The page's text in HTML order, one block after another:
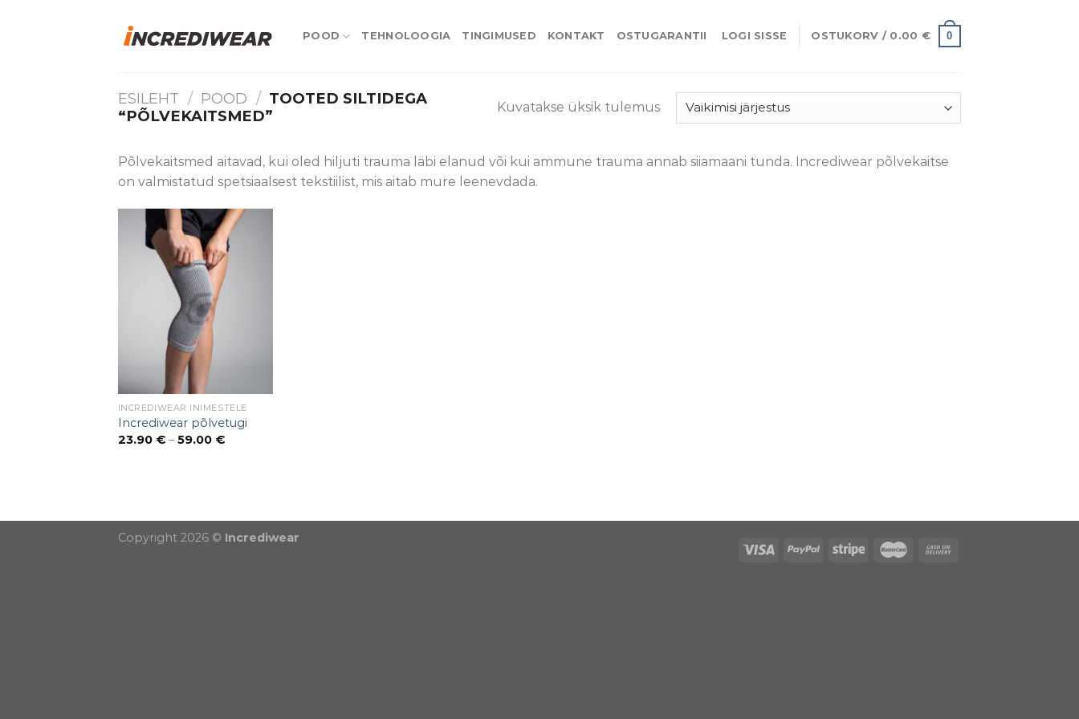
POOD TEHNOLOOGIA TINGIMUSED KONTAKT OSTUGARANTII LOGI SISSE OSTUKORV / 0.00 € 0
ESILEHT / POOD / TOOTED SILTIDEGA
“PÕLVEKAITSMED”
Kuvatakse üksik tulemus
Põlvekaitsmed aitavad, kui oled hiljuti trauma läbi elanud või kui ammune trauma annab siiamaani tunda. Incrediwear põlvekaitse
on valmistatud spetsiaalsest tekstiilist, mis aitab mure leenevdada.
INCREDIWEAR INIMESTELE
Incrediwear põlvetugi
23.90 € – 59.00 €Price
Copyright 2026 © Incrediwear